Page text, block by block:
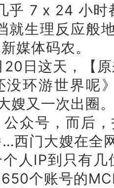
乎 7 x 24 小
就生理反应般
媒体码农。
日这天，【
没环游世界呢
嫂又一次出圈
众号，而后
西门大嫂在全
个人IP到只有
个账号的